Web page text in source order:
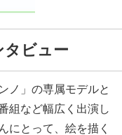
ビュー
ノ」の専属モデルと
組など幅広く出演し
にとって、絵を描く